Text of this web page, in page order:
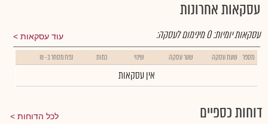
עסקאות אחרונות
עוד עסקאות עסקאות יומיות:0מינימום לעסקה:
מספר שעת עסקה שער עסקה שינוי כמות נפח מסחר ב- ₪
אין עסקאות
דוחות כספיים לכל הדוחות